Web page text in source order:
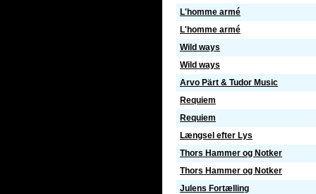
L'homme armé
L'homme armé
Wild ways
Wild ways
Arvo Pärt & Tudor Music
Requiem
Requiem
Længsel efter Lys
Thors Hammer og Notker
Thors Hammer og Notker
Julens Fortælling